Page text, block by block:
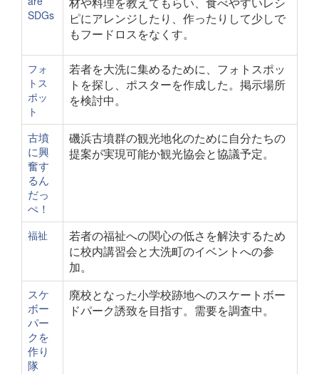
SDGs
ピにアレンジしたり、作ったりして少しで
もフードロスをなくす。
フォ
トス
ポッ
ト
若者を大洗に集めるために、フォトスポッ
トを探し、ポスターを作成した。掲示場所
を検討中。
古墳
に興
奮す
るん
だっ
ぺ！
磯浜古墳群の観光地化のために自分たちの
提案が実現可能か観光協会と協議予定。
福祉
若者の福祉への関心の低さを解決するため
に校内講習会と大洗町のイベントへの参
加。
スケ
ボー
パー
クを
作り
隊
廃校となった小学校跡地へのスケートボー
ドパーク誘致を目指す。需要を調査中。